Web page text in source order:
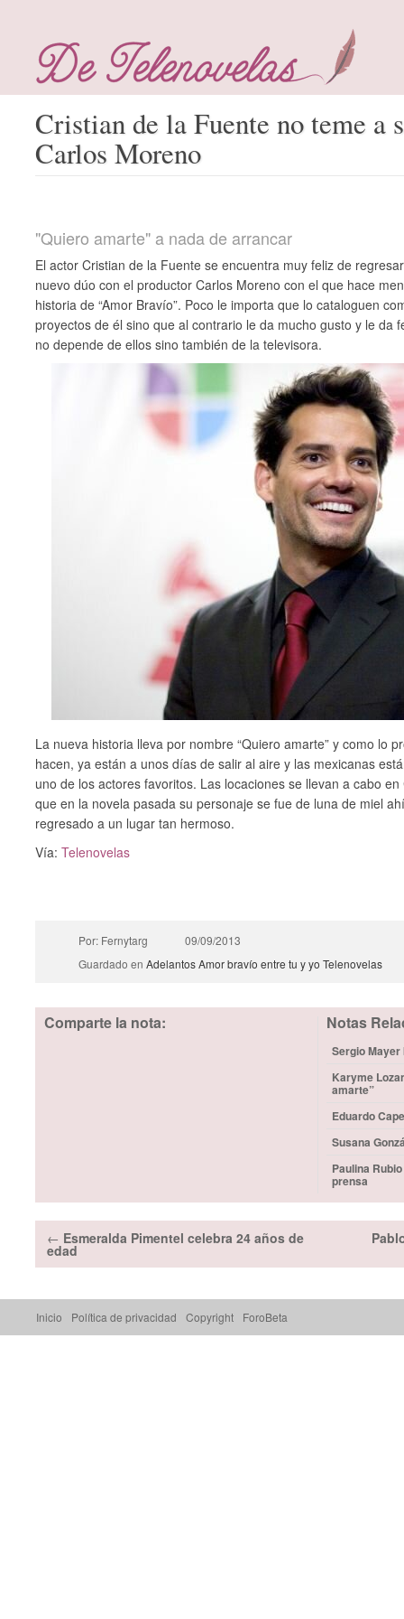
Cristian de la Fuente no teme a
Carlos Moreno
"Quiero amarte" a nada de arrancar
El actor Cristian de la Fuente se encuentra muy feliz de
nuevo dúo con el productor Carlos Moreno con el que hace
historia de “Amor Bravío”. Poco le importa que lo cataloguen
proyectos de él sino que al contrario le da mucho gusto y le da
no depende de ellos sino también de la televisora.
La nueva historia lleva por nombre “Quiero amarte” y como lo
hacen, ya están a unos días de salir al aire y las mexicanas
uno de los actores favoritos. Las locaciones se llevan a cabo
que en la novela pasada su personaje se fue de luna de miel
regresado a un lugar tan hermoso.
Vía:Telenovelas
Por: Fernytarg
09/09/2013
Guardado en AdelantosAmor bravío entre tu y yo Telenovelas
Comparte la nota: Notas
Sergio
Karyme
amarte”
Eduardo
Susana
Paulina
prensa
← Esmeralda Pimentel celebra 24 años de
edad
Inicio Política de privacidad Copyright ForoBeta